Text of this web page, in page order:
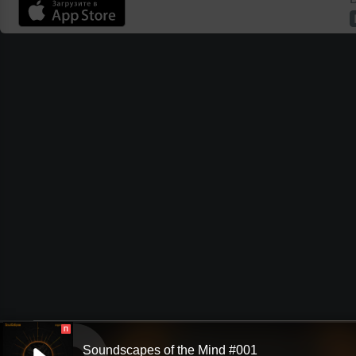
П
Soundscapes of the Mind #001